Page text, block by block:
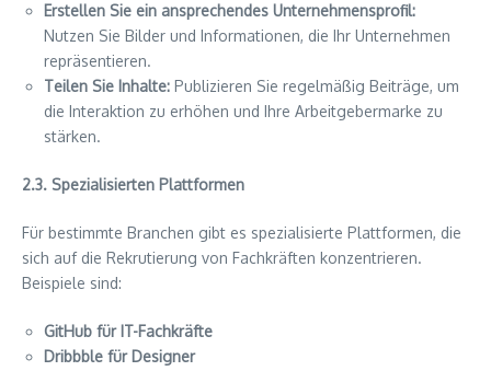
Erstellen Sie ein ansprechendes Unternehmensprofil:
Nutzen Sie Bilder und Informationen, die Ihr Unternehmen
repräsentieren.
Teilen Sie Inhalte: Publizieren Sie regelmäßig Beiträge, um
die Interaktion zu erhöhen und Ihre Arbeitgebermarke zu
stärken.
2.3. Spezialisierten Plattformen
Für bestimmte Branchen gibt es spezialisierte Plattformen, die
sich auf die Rekrutierung von Fachkräften konzentrieren.
Beispiele sind:
GitHub für IT-Fachkräfte
Dribbble für Designer